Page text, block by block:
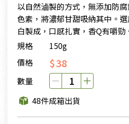
以自然滷製的方式，無添加防
色素，將濃郁甘甜吸納其中。
白製成，口感扎實，香Q有嚼勁
規格
150g
價格
$38
數量
48件成箱出貨